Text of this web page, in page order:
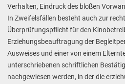
Verhalten, Eindruck des bloßen
In Zweifelsfällen besteht auch zur
Überprüfungspflicht für den
Erziehungsbeauftragung der
Ausweises und einer von einem
unterschriebenen schriftlichen
nachgewiesen werden, in der die